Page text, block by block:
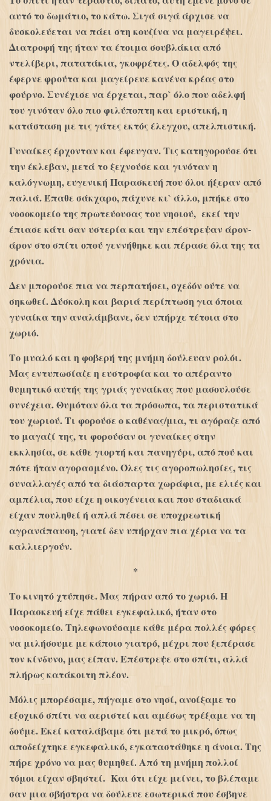
αυτό το δωμάτιο, το κάτω. Σιγά σιγά άρχισε να
δυσκολεύεται να πάει στη κουζίνα να μαγειρέψει.
Διατροφή της ήταν τα έτοιμα σουβλάκια από
ντελίβερι, πατατάκια, γκοφρέτες. Ο αδελφός της
έφερνε φρούτα και μαγείρευε κανένα κρέας στο
φούρνο. Συνέχισε να έρχεται, παρ` όλο που αδελφή
του γινόταν όλο πιο φιλύποπτη και εριστική, η
κατάσταση με τις γάτες εκτός έλεγχου, απελπιστική.
Γυναίκες έρχονταν και έφευγαν. Τις κατηγορούσε ότι
την έκλεβαν, μετά το ξεχνούσε και γινόταν η
καλόγνωμη, ευγενική Παρασκευή που όλοι ήξεραν από
παλιά. Έπαθε σάκχαρο, πάχυνε κι` άλλο, μπήκε στο
νοσοκομείο της πρωτεύουσας του νησιού, εκεί την
έπιασε κάτι σαν υστερία και την επέστρεψαν άρον-
άρον στο σπίτι οπού γεννήθηκε και πέρασε όλα της τα
χρόνια.
Δεν μπορούσε πια να περπατήσει, σχεδόν ούτε να
σηκωθεί. Δύσκολη και βαριά περίπτωση για όποια
γυναίκα την αναλάμβανε, δεν υπήρχε τέτοια στο
χωριό.
Το μυαλό και η φοβερή της μνήμη δούλευαν ρολόι.
Μας εντυπωσίαζε η ευστροφία και το απέραντο
θυμητικό αυτής της γριάς γυναίκας που μασουλούσε
συνέχεια. Θυμόταν όλα τα πρόσωπα, τα περιστατικά
του χωριού. Τι φορούσε ο καθένας/μια, τι αγόραζε από
το μαγαζί της, τι φορούσαν οι γυναίκες στην
εκκλησία, σε κάθε γιορτή και πανηγύρι, από πού και
πότε ήταν αγορασμένο. Όλες τις αγοροπωλησίες, τις
συναλλαγές από τα διάσπαρτα χωράφια, με ελιές και
αμπέλια, που είχε η οικογένεια και που σταδιακά
είχαν πουληθεί ή απλά πέσει σε υποχρεωτική
αγρανάπαυση, γιατί δεν υπήρχαν πια χέρια να τα
καλλιεργούν.
*
Το κινητό χτύπησε. Μας πήραν από το χωριό. Η
Παρασκευή είχε πάθει εγκεφαλικό, ήταν στο
νοσοκομείο. Τηλεφωνούσαμε κάθε μέρα πολλές φόρες
να μιλήσουμε με κάποιο γιατρό, μέχρι που ξεπέρασε
τον κίνδυνο, μας είπαν. Επέστρεψε στο σπίτι, αλλά
πλήρως κατάκοιτη πλέον.
Μόλις μπορέσαμε, πήγαμε στο νησί, ανοίξαμε το
εξοχικό σπίτι να αεριστεί και αμέσως τρέξαμε να τη
δούμε. Εκεί καταλάβαμε ότι μετά το μικρό, όπως
αποδείχτηκε εγκεφαλικό, εγκαταστάθηκε η άνοια. Της
πήρε χρόνο να μας θυμηθεί. Από τη μνήμη πολλοί
τόμοι είχαν σβηστεί. Και ότι είχε μείνει, το βλέπαμε
σαν μια σβήστρα να δούλευε εσωτερικά που έσβηνε